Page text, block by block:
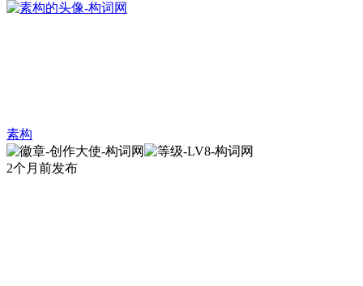
素构
2个月前发布